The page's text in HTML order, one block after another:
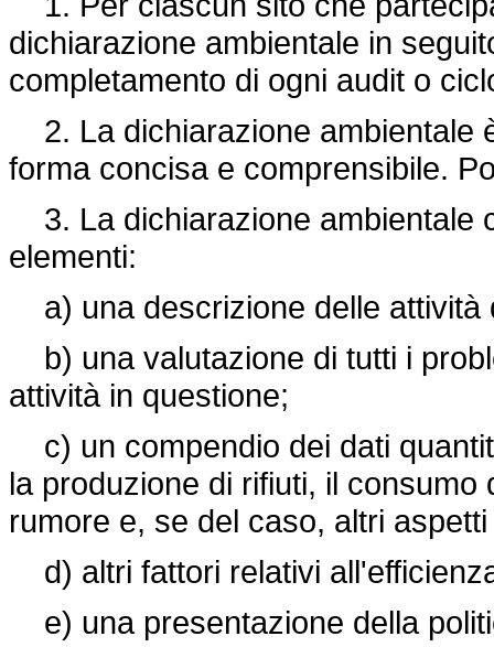
dichiarazione ambientale in
completamento di ogni audit o
2. La dichiarazione ambientale
forma concisa e comprensibile.
3. La dichiarazione ambientale
elementi:
a) una descrizione delle attività
b) una valutazione di tutti i
attività in questione;
c) un compendio dei dati
la produzione di rifiuti, il
rumore e, se del caso, altri
d) altri fattori relativi
e) una presentazione della